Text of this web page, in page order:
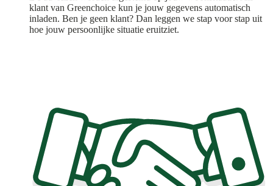
klant van Greenchoice kun je jouw gegevens automatisch
inladen. Ben je geen klant? Dan leggen we stap voor stap uit
hoe jouw persoonlijke situatie eruitziet.